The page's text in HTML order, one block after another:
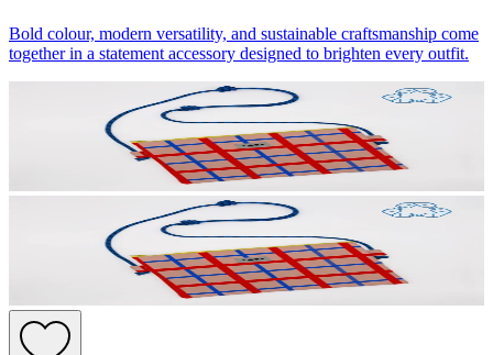
Bold colour, modern versatility, and sustainable craftsmanship come
together in a statement accessory designed to brighten every outfit.